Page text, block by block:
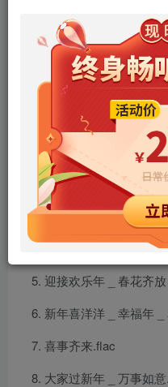
年卡会员 免费
您当前未登
新年好风光.flac
大家发财 _ 财神到 _
敲锣打鼓迎新岁 _ 大
欢乐年年.flac
迎接欢乐年 _ 春花齐
新年喜洋洋 _ 幸福年
喜事齐来.flac
大家过新年 _ 万事如